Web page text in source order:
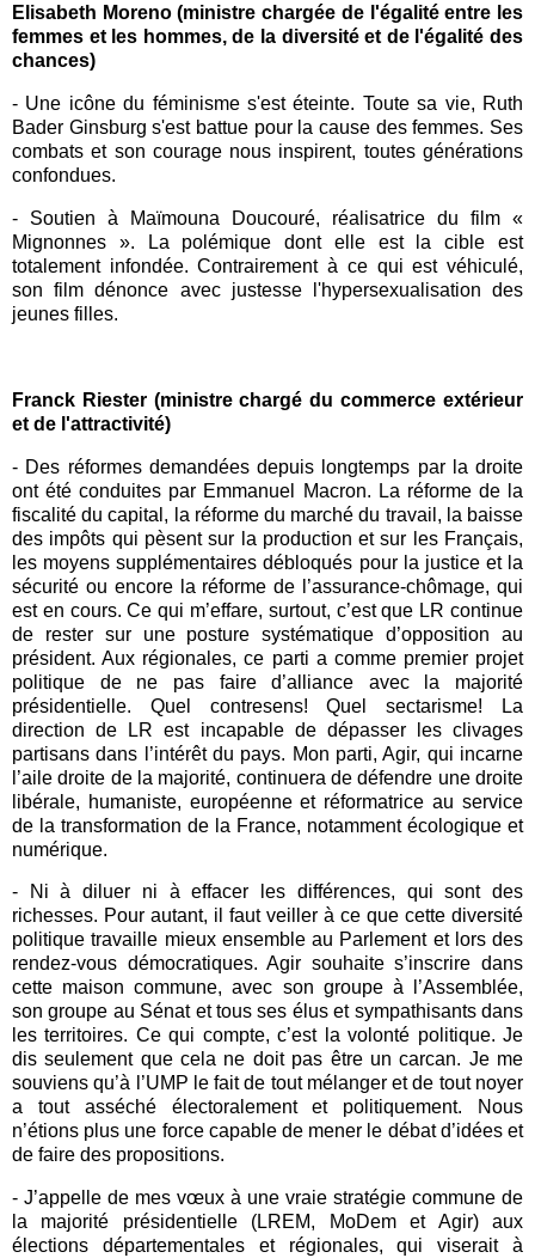
Elisabeth Moreno (ministre chargée de l'égalité entre les
femmes et les hommes, de la diversité et de l'égalité des
chances)
- Une icône du féminisme s'est éteinte. Toute sa vie, Ruth
Bader Ginsburg s'est battue pour la cause des femmes. Ses
combats et son courage nous inspirent, toutes générations
confondues.
- Soutien à Maïmouna Doucouré, réalisatrice du film «
Mignonnes ». La polémique dont elle est la cible est
totalement infondée. Contrairement à ce qui est véhiculé,
son film dénonce avec justesse l'hypersexualisation des
jeunes filles.
Franck Riester (ministre chargé du commerce extérieur
et de l'attractivité)
- Des réformes demandées depuis longtemps par la droite
ont été conduites par Emmanuel Macron. La réforme de la
fiscalité du capital, la réforme du marché du travail, la baisse
des impôts qui pèsent sur la production et sur les Français,
les moyens supplémentaires débloqués pour la justice et la
sécurité ou encore la réforme de l’assurance-chômage, qui
est en cours. Ce qui m’effare, surtout, c’est que LR continue
de rester sur une posture systématique d’opposition au
président. Aux régionales, ce parti a comme premier projet
politique de ne pas faire d’alliance avec la majorité
présidentielle. Quel contresens! Quel sectarisme! La
direction de LR est incapable de dépasser les clivages
partisans dans l’intérêt du pays. Mon parti, Agir, qui incarne
l’aile droite de la majorité, continuera de défendre une droite
libérale, humaniste, européenne et réformatrice au service
de la transformation de la France, notamment écologique et
numérique.
- Ni à diluer ni à effacer les différences, qui sont des
richesses. Pour autant, il faut veiller à ce que cette diversité
politique travaille mieux ensemble au Parlement et lors des
rendez-vous démocratiques. Agir souhaite s’inscrire dans
cette maison commune, avec son groupe à l’Assemblée,
son groupe au Sénat et tous ses élus et sympathisants dans
les territoires. Ce qui compte, c’est la volonté politique. Je
dis seulement que cela ne doit pas être un carcan. Je me
souviens qu’à l’UMP le fait de tout mélanger et de tout noyer
a tout asséché électoralement et politiquement. Nous
n’étions plus une force capable de mener le débat d’idées et
de faire des propositions.
- J’appelle de mes vœux à une vraie stratégie commune de
la majorité présidentielle (LREM, MoDem et Agir) aux
élections départementales et régionales, qui viserait à